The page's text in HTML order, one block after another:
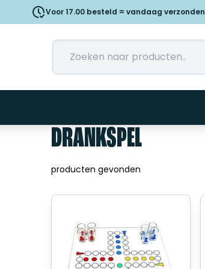
Voor 17.00 besteld = vandaag verzonden
DRANKSPEL
producten gevonden